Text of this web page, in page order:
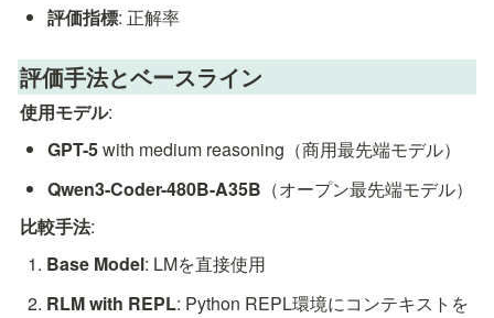
評価指標: 正解率
評価手法とベースライン
使用モデル:
GPT-5 with medium reasoning（商用最先端モデル）
Qwen3-Coder-480B-A35B （オープン最先端モデル）
比較手法:
Base Model: LMを直接使用
RLM with REPL: Python REPL環境にコンテキストを